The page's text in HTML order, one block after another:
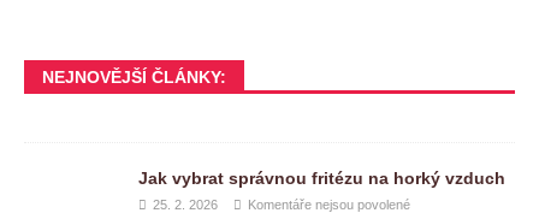
NEJNOVĚJŠÍ ČLÁNKY:
Jak vybrat správnou fritézu na horký vzduch
25. 2. 2026 Komentáře nejsou povolené